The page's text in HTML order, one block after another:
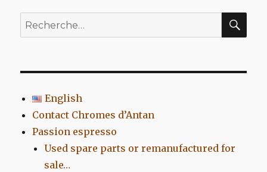
Recherche
pour
English
Contact Chromes d’Antan
Passion espresso
Used spare parts or remanufactured for
sale…